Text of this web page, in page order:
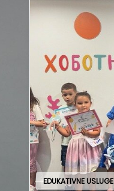
EDUKATIVNE USLUGE